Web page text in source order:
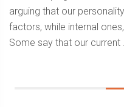
arguing that our
factors, while internal
Some say that our current ...